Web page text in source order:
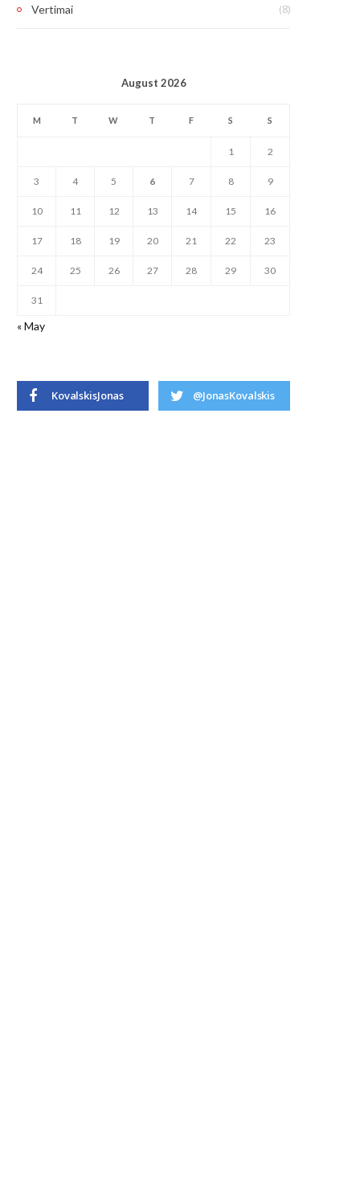
Vertimai (8)
August 2026
M T W T F S S
1 2
3 4 5 6 7 8 9
10 11 12 13 14 15 16
17 18 19 20 21 22 23
24 25 26 27 28 29 30
31
« May
KovalskisJonas @JonasKovalskis